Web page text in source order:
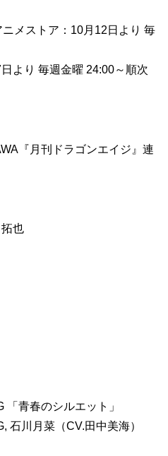
メストア：10月12日より 毎
より 毎週金曜 24:00～順次
『月刊ドラゴンエイジ』連
也
青春のシルエット」
川月菜（CV.田中美海）